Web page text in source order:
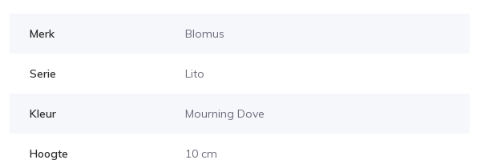
Merk Blomus
Serie Lito
Kleur Mourning Dove
Hoogte 10 cm